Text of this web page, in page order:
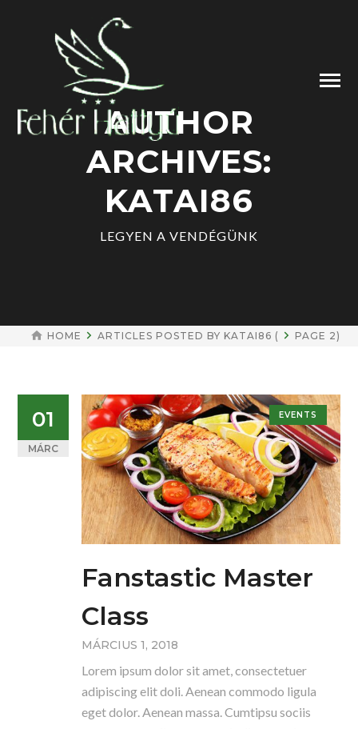
AUTHOR
ARCHIVES:
KATAI86
LEGYEN A VENDÉGÜNK
HOME ARTICLES POSTED BY KATAI86 ( PAGE 2)
01
MÁRC
EVENTS
Fanstastic Master
Class
MÁRCIUS 1, 2018
Lorem ipsum dolor sit amet, consectetuer
adipiscing elit doli. Aenean commodo ligula
eget dolor. Aenean massa. Cumtipsu sociis